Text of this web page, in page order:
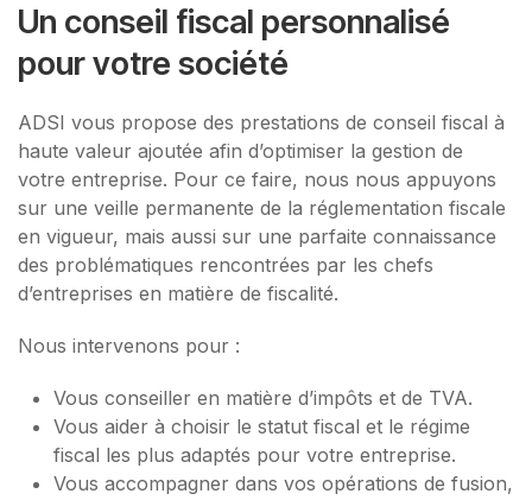
Un conseil fiscal personnalisé
pour votre société
ADSI vous propose des prestations de conseil fiscal à
haute valeur ajoutée afin d’optimiser la gestion de
votre entreprise. Pour ce faire, nous nous appuyons
sur une veille permanente de la réglementation fiscale
en vigueur, mais aussi sur une parfaite connaissance
des problématiques rencontrées par les chefs
d’entreprises en matière de fiscalité.
Nous intervenons pour :
Vous conseiller en matière d’impôts et de TVA.
Vous aider à choisir le statut fiscal et le régime
fiscal les plus adaptés pour votre entreprise.
Vous accompagner dans vos opérations de fusion,